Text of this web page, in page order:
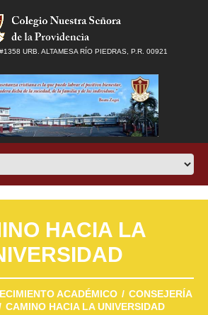
URB. ALTAMESA RÍO PIEDRAS, P.R. 00921
HACIA LA
ACADÉMICO
CONSEJERÍA
CAMINO HACIA LA UNIVERSIDAD